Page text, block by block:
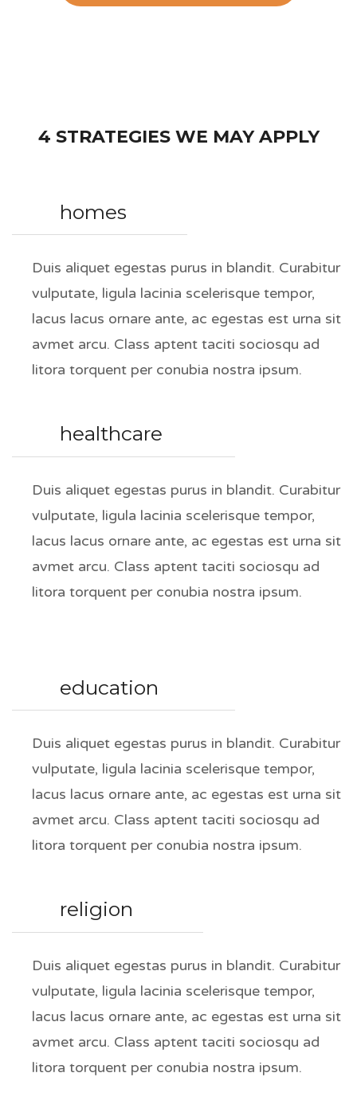
4 STRATEGIES WE MAY APPLY
homes
Duis aliquet egestas purus in blandit. Curabitur
vulputate, ligula lacinia scelerisque tempor,
lacus lacus ornare ante, ac egestas est urna sit
avmet arcu. Class aptent taciti sociosqu ad
litora torquent per conubia nostra ipsum.
healthcare
Duis aliquet egestas purus in blandit. Curabitur
vulputate, ligula lacinia scelerisque tempor,
lacus lacus ornare ante, ac egestas est urna sit
avmet arcu. Class aptent taciti sociosqu ad
litora torquent per conubia nostra ipsum.
education
Duis aliquet egestas purus in blandit. Curabitur
vulputate, ligula lacinia scelerisque tempor,
lacus lacus ornare ante, ac egestas est urna sit
avmet arcu. Class aptent taciti sociosqu ad
litora torquent per conubia nostra ipsum.
religion
Duis aliquet egestas purus in blandit. Curabitur
vulputate, ligula lacinia scelerisque tempor,
lacus lacus ornare ante, ac egestas est urna sit
avmet arcu. Class aptent taciti sociosqu ad
litora torquent per conubia nostra ipsum.